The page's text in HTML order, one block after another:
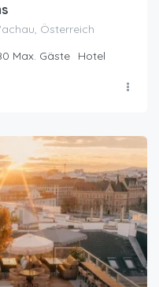
Österreich
Max. Gäste Hotel